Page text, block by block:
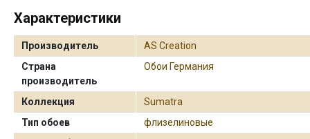
Характеристики
Производитель
AS Creation
Страна
производитель
Обои Германия
Коллекция
Sumatra
Тип обоев
флизелиновые